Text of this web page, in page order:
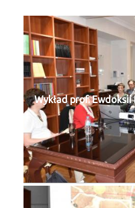
Wykład prof. Ewdoksii